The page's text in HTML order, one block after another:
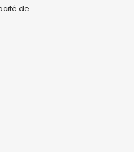
de